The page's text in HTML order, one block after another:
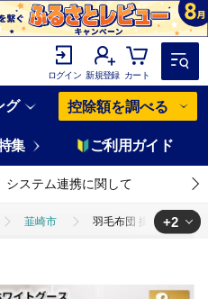
ログイン 新規登録 カート
グ 控除額を調べる
集 ご利用ガイド
システム連携に関して
韮崎市 羽毛布団 掛け布団 グ
雑貨・日用品 羽毛布団 掛け布
+2